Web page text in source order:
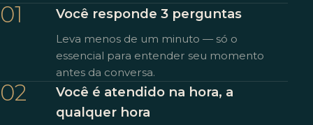
01 Você responde 3 perguntas
Leva menos de um minuto — só o
essencial para entender seu momento
antes da conversa.
02
Você é atendido na hora, a
qualquer hora